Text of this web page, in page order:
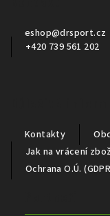
eshop@drsport.cz
+420 739 561 202
Kontakty
Jak na vrácení
Ochrana O.Ú.